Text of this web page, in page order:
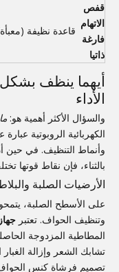
قفص
الاتهام
فارغة
ذاتيا
قاعدة نظيفة
أيهما ينظف
الأداء
والسؤال الأكثر أهمية هو:
الكهربائية الروبوتية
وأنماط التنظيف. في حين
بالثناء، فإن نقاط
الأرضيات الصلبة
على الأسطح الصلبة،
وتنظيف الحواف. تعتبر جهاز Roomba
المطاطية المزدوجة
تشابك الشعر وإزالة
تصميم فرشاة كنس